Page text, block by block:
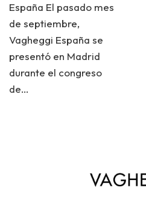
España El pasado mes
de septiembre,
Vagheggi España se
presentó en Madrid
durante el congreso
de…